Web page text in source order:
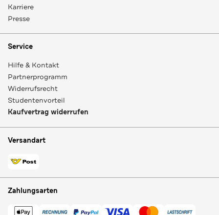
Karriere
Presse
Service
Hilfe & Kontakt
Partnerprogramm
Widerrufsrecht
Studentenvorteil
Kaufvertrag widerrufen
Versandart
Zahlungsarten